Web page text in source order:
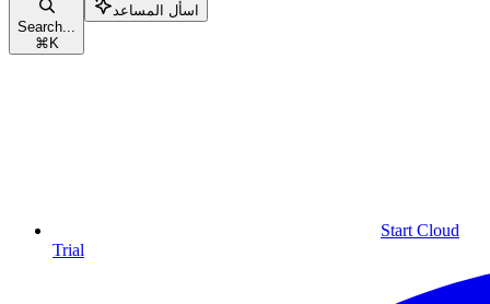
Search...
⌘ K
اسأل المساعد
Start Cloud
Trial